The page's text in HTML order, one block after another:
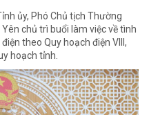
ủy, Phó Chủ tịch Thường
chủ trì buổi làm việc về tình
theo Quy hoạch điện VIII,
hoạch tỉnh.